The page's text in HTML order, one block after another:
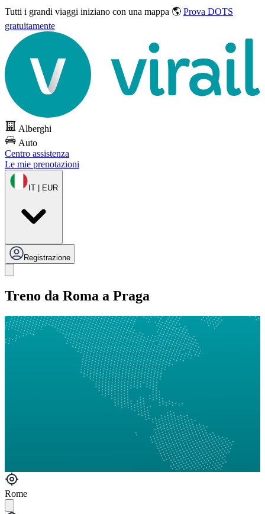
Tutti i grandi viaggi iniziano con una mappa 🌎 Prova DOTS
gratuitamente
Alberghi
Auto
Centro assistenza
Le mie prenotazioni
IT | EUR
Registrazione
Treno da Roma a Praga
Rome